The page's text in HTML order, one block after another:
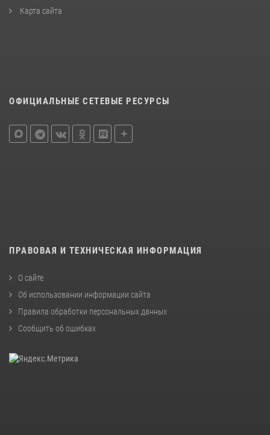
Карта сайта
ОФИЦИАЛЬНЫЕ СЕТЕВЫЕ РЕСУРСЫ
ПРАВОВАЯ И ТЕХНИЧЕСКАЯ ИНФОРМАЦИЯ
О сайте
Об использовании информации сайта
Правила обработки персональных данных
Сообщить об ошибках